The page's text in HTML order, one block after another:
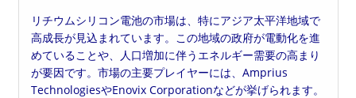
リチウムシリコン電池の市場は、特にアジア太平洋地域で
高成長が見込まれています。この地域の政府が電動化を進
めていることや、人口増加に伴うエネルギー需要の高まり
が要因です。市場の主要プレイヤーには、Amprius
TechnologiesやEnovix Corporationなどが挙げられます。